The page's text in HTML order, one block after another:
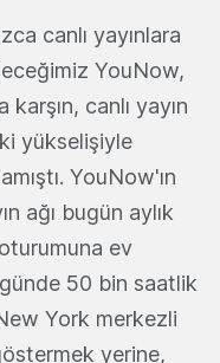
canlı yayınlara
YouNow,
karşın, canlı yayın
yükselişiyle
YouNow'ın
ağı bugün aylık
ev
50 bin saatlik
York merkezli
yerine,